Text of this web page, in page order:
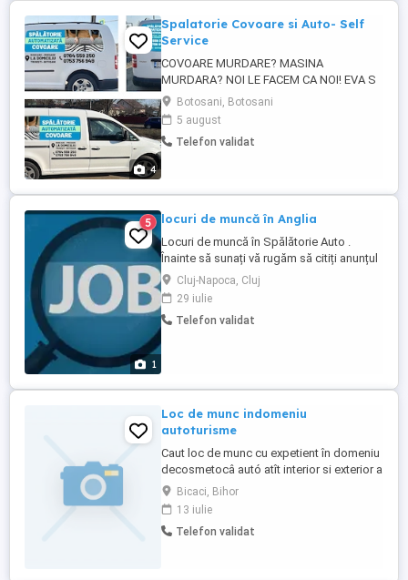
4
Spalatorie Covoare si Auto- Self
Service
COVOARE MURDARE? MASINA
MURDARA? NOI LE FACEM CA NOI! EVA S
CAR WASH - TRUSESTI, BOTOSANI
SPALATORIE COVOARE SI AUTO SELF
SERVICE 24 7 SPALATORIE
PROFESIONALA DE COVOARE * Eliminam
paturi mari * Rezultate vizibile din ...
Botosani, Botosani
5 august
Telefon validat
1
5 locuri de muncă în Anglia
Locuri de muncă în Spălătorie Auto .
Înainte să sunați vă rugăm să citiți anunțul
cu atenție ! Se caută persoane cu sau fără
experiență să lucreze în Spălătorie Auto in
Anglia. Se asigură transport din Romania
in Anglia . Se asigură cazare contra cost
Cluj-Napoca, Cluj
29 iulie
Telefon validat
Loc de munc indomeniu
autoturisme
Caut loc de munc cu expetient în domeniu
decosmetocâ autó atît interior si exterior a
caroseriei si polisat faruri v astept oferte
Bicaci, Bihor
13 iulie
Telefon validat